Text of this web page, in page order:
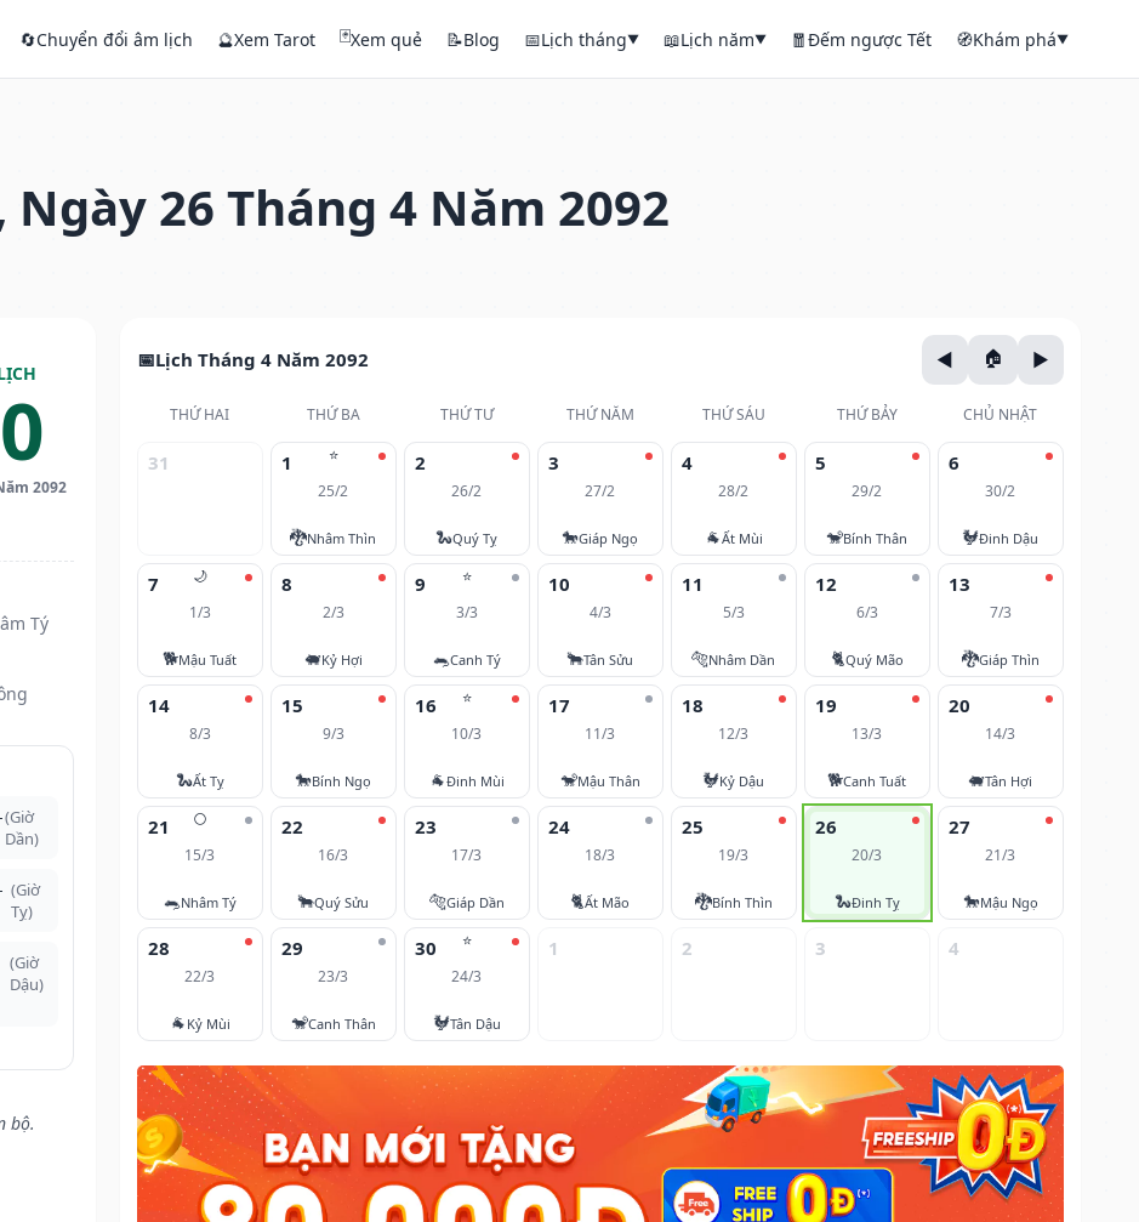
🔄Chuyển đổi âm lịch 🔮Xem Tarot 🃏Xem quẻ 📝Blog 📅Lịch tháng▼ 📖Lịch năm▼ 🧧Đếm ngược Tết 🧭Khám phá▼
26 Tháng 4 Năm 2092
2092
Tý
(Giờ
Dần)
(Giờ
Tỵ)
(Giờ
Dậu)
bộ.
Lịch Tháng 4 Năm 2092
THỨ HAI THỨ BA THỨ TƯ THỨ NĂM THỨ SÁU THỨ BẢY CHỦ NHẬT
31 ⭐
1
25/2
🐉Nhâm Thìn
2
26/2
🐍Quý Tỵ
3
27/2
🐎Giáp Ngọ
4
28/2
🐐Ất Mùi
5
29/2
🐒Bính Thân
6
30/2
🐓Đinh Dậu
🌙
7
1/3
🐕Mậu Tuất
8
2/3
🐖Kỷ Hợi
⭐
9
3/3
🐀Canh Tý
10
4/3
🐂Tân Sửu
11
5/3
🐅Nhâm Dần
12
6/3
🐈Quý Mão
13
7/3
🐉Giáp Thìn
14
8/3
🐍Ất Tỵ
15
9/3
🐎Bính Ngọ
⭐
16
10/3
🐐Đinh Mùi
17
11/3
🐒Mậu Thân
18
12/3
🐓Kỷ Dậu
19
13/3
🐕Canh Tuất
20
14/3
🐖Tân Hợi
🌕
21
15/3
🐀Nhâm Tý
22
16/3
🐂Quý Sửu
23
17/3
🐅Giáp Dần
24
18/3
🐈Ất Mão
25
19/3
🐉Bính Thìn
26
20/3
🐍Đinh Tỵ
27
21/3
🐎Mậu Ngọ
28
22/3
🐐 Kỷ Mùi
29
23/3
🐒Canh Thân
⭐
30
24/3
🐓Tân Dậu
1 2 3 4